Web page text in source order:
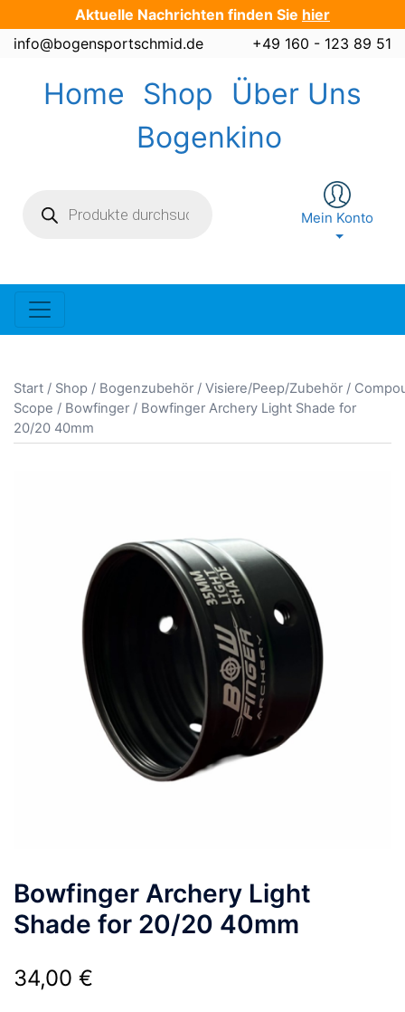
Inhalt
springen
Aktuelle Nachrichten finden Sie hier
info@bogensportschmid.de
+49 160 - 123 89 51
Home Shop
Über Uns
Bogenkino
search
Mein Konto
Start / Shop / Bogenzubehör / Visiere/Peep/Zubehör /
Scope / Bowfinger / Bowfinger Archery Light Shade for
20/20 40mm
Bowfinger Archery Light
Shade for 20/20 40mm
34,00 €